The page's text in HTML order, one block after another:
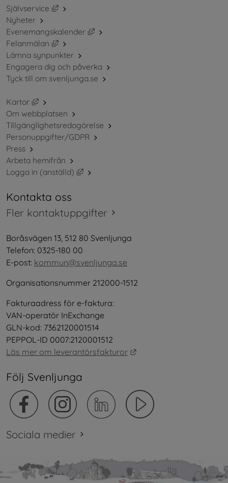
Självservice
Länk till annan webbplats, öppnas i nytt fönster.
Nyheter
Evenemangskalender
Länk till annan webbplats, öppnas i
Felanmälan
Länk till annan webbplats, öppnas i nytt fönster.
Lämna synpunkter
Engagera dig och påverka
Tyck till om svenljunga.se
Kartor
Länk till annan webbplats, öppnas i nytt fönster.
Om webbplatsen
Tillgänglighetsredogörelse
Personuppgifter/GDPR
Press
Arbeta hemifrån
Logga in (anställd)
Länk till annan webbplats, öppnas i nytt
Kontakta oss
Fler kontaktuppgifter
Boråsvägen 13, 512 80 Svenljunga
Telefon: 0325-180 00
E-post: kommun@svenljunga.se
Organisationsnummer 212000-1512
Fakturaadress för e-faktura:
VAN-operatör InExchange
GLN-kod: 7362120001514
PEPPOL-ID 0007:2120001512
Läs mer om leverantörsfakturor
Följ Svenljunga
Sociala medier